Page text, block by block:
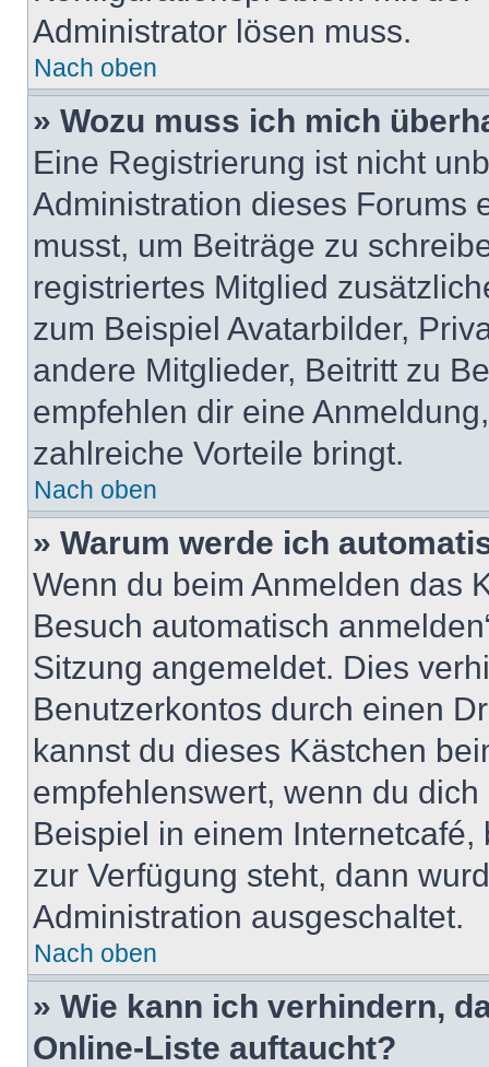
Administrator lösen muss.
Nach oben
» Wozu muss ich mich
Eine Registrierung ist nicht
Administration dieses Forums
musst, um Beiträge zu
registriertes Mitglied
zum Beispiel Avatarbilder,
andere Mitglieder, Beitritt zu
empfehlen dir eine
zahlreiche Vorteile bringt.
Nach oben
» Warum werde ich
Wenn du beim Anmelden das
Besuch automatisch
Sitzung angemeldet. Dies
Benutzerkontos durch einen
kannst du dieses Kästchen
empfehlenswert, wenn du
Beispiel in einem
zur Verfügung steht, dann
Administration ausgeschaltet.
Nach oben
» Wie kann ich verhindern,
Online-Liste auftaucht?